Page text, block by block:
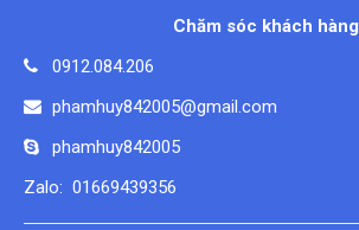
Chăm sóc khách hàng
0912.084.206
phamhuy842005@gmail.com
phamhuy842005
Zalo: 01669439356